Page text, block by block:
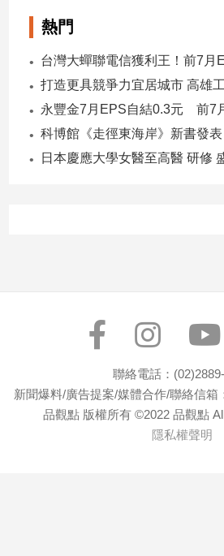
熱門
日本慶應大學女醫至高醫 研修
聯絡電話：
新聞爆料/廣告提案/媒體合作/聯絡信箱
品觀點 版權所有 ©2022 品觀點
隱私權聲明